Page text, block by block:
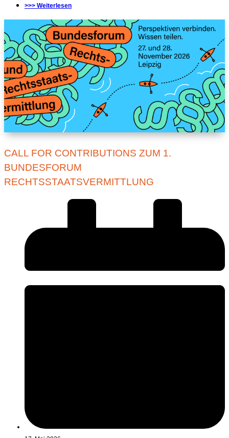
>>> Weiterlesen
CALL FOR CONTRIBUTIONS ZUM 1.
BUNDESFORUM
RECHTSSTAATSVERMITTLUNG